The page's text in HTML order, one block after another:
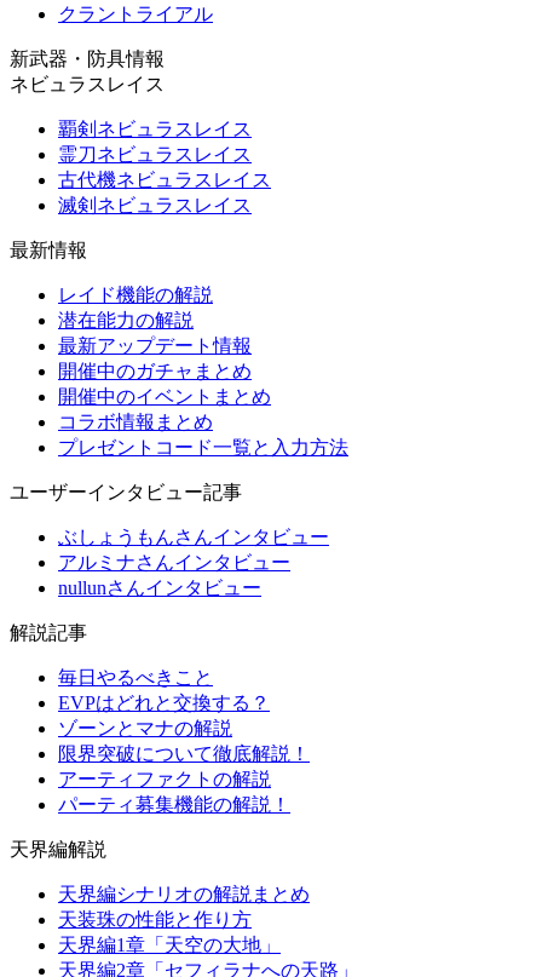
クラントライアル
新武器・防具情報
ネビュラスレイス
覇剣ネビュラスレイス
霊刀ネビュラスレイス
古代機ネビュラスレイス
滅剣ネビュラスレイス
最新情報
レイド機能の解説
潜在能力の解説
最新アップデート情報
開催中のガチャまとめ
開催中のイベントまとめ
コラボ情報まとめ
プレゼントコード一覧と入力方法
ユーザーインタビュー記事
ぶしょうもんさんインタビュー
アルミナさんインタビュー
nullunさんインタビュー
解説記事
毎日やるべきこと
EVPはどれと交換する？
ゾーンとマナの解説
限界突破について徹底解説！
アーティファクトの解説
パーティ募集機能の解説！
天界編解説
天界編シナリオの解説まとめ
天装珠の性能と作り方
天界編1章「天空の大地」
天界編2章「セフィラナへの天路」